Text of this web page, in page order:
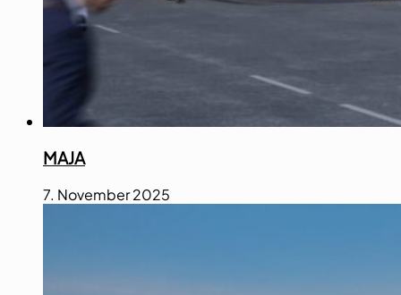
MAJA
7. November 2025